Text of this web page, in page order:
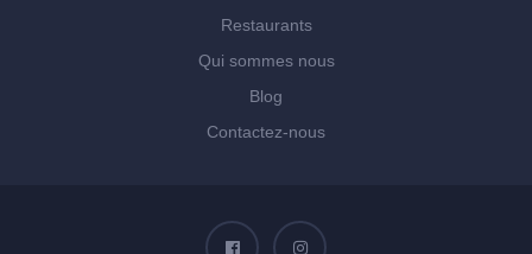
Restaurants
Qui sommes nous
Blog
Contactez-nous